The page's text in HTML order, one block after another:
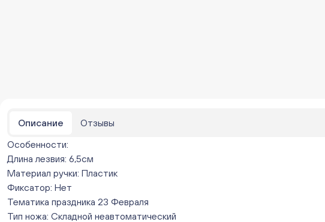
Описание
Отзывы
Особенности:
Длина лезвия: 6,5см
Материал ручки: Пластик
Фиксатор: Нет
Тематика праздника 23 Февраля
Тип ножа: Складной неавтоматический